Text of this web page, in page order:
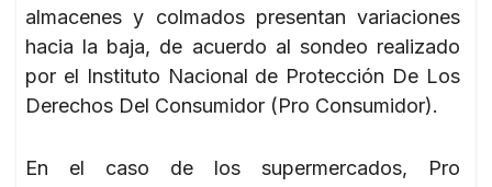
almacenes y colmados presentan variaciones
hacia la baja, de acuerdo al sondeo realizado
por el Instituto Nacional de Protección De Los
Derechos Del Consumidor (Pro Consumidor).
En el caso de los supermercados, Pro